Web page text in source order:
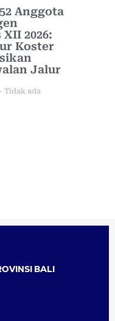
Anggota
2026:
Koster
Jalur
Tidak ada
BALI